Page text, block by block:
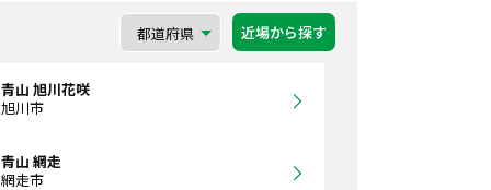
近場から探す
山 旭川花咲
川市
山 網走
走市